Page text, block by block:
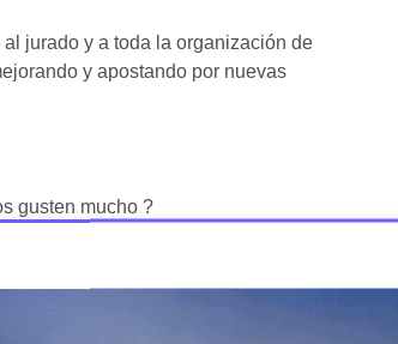
jurado y a toda la organización de
y apostando por nuevas
gusten mucho ?